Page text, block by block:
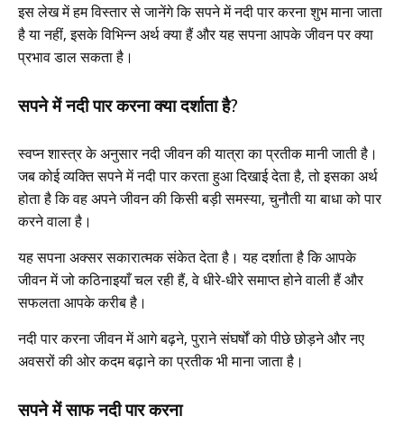
इस लेख में हम विस्तार से जानेंगे कि सपने में नदी पार करना शुभ माना जाता
है या नहीं, इसके विभिन्न अर्थ क्या हैं और यह सपना आपके जीवन पर क्या
प्रभाव डाल सकता है।
सपने में नदी पार करना क्या दर्शाता है?
स्वप्न शास्त्र के अनुसार नदी जीवन की यात्रा का प्रतीक मानी जाती है।
जब कोई व्यक्ति सपने में नदी पार करता हुआ दिखाई देता है, तो इसका अर्थ
होता है कि वह अपने जीवन की किसी बड़ी समस्या, चुनौती या बाधा को पार
करने वाला है।
यह सपना अक्सर सकारात्मक संकेत देता है। यह दर्शाता है कि आपके
जीवन में जो कठिनाइयाँ चल रही हैं, वे धीरे-धीरे समाप्त होने वाली हैं और
सफलता आपके करीब है।
नदी पार करना जीवन में आगे बढ़ने, पुराने संघर्षों को पीछे छोड़ने और नए
अवसरों की ओर कदम बढ़ाने का प्रतीक भी माना जाता है।
सपने में साफ नदी पार करना